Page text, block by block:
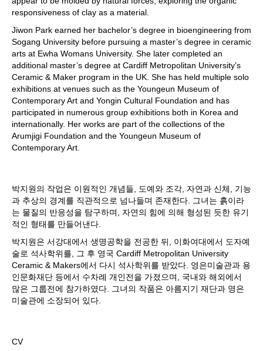
responsiveness of clay as a material.
Jiwon Park earned her bachelor’s degree in bioengineering from
Sogang University before pursuing a master’s degree in ceramic
arts at Ewha Womans University. She later completed an
additional master’s degree at Cardiff Metropolitan University’s
Ceramic & Maker program in the UK. She has held multiple solo
exhibitions at venues such as the Youngeun Museum of
Contemporary Art and Yongin Cultural Foundation and has
participated in numerous group exhibitions both in Korea and
internationally. Her works are part of the collections of the
Arumjigi Foundation and the Youngeun Museum of
Contemporary Art.
박지원의 작업은 이원적인 개념들, 도예와 조각, 자연과 신체, 기능
과 추상의 경계를 직관적으로 넘나들며 존재한다. 그녀는 흙이라
는 물질의 반응성을 탐구하며, 자연의 힘에 의해 형성된 듯한 유기
적인 형태를 만들어낸다.
박지원은 서강대에서 생명공학을 전공한 뒤, 이화여대에서 도자예
술로 석사학위를, 그 후 영국 Cardiff Metropolitan University
Ceramic & Makers에서 다시 석사학위를 받았다. 영은미술관과 용
인문화재단 등에서 수차례 개인전을 가졌으며, 국내와 해외에서
많은 그룹전에 참가하였다. 그녀의 작품은 아름지기 재단과 영은
미술관에 소장되어 있다.
CV